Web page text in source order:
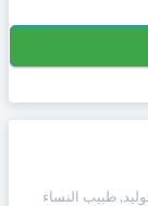
طبيب النساء